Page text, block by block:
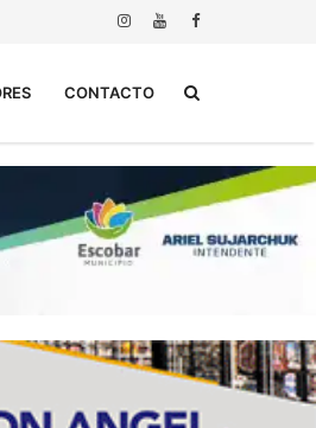
CONTACTO